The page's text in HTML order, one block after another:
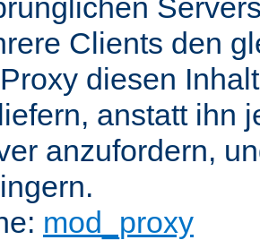
Clients den
diesen
anstatt ihn
anzufordern,
mod_proxy